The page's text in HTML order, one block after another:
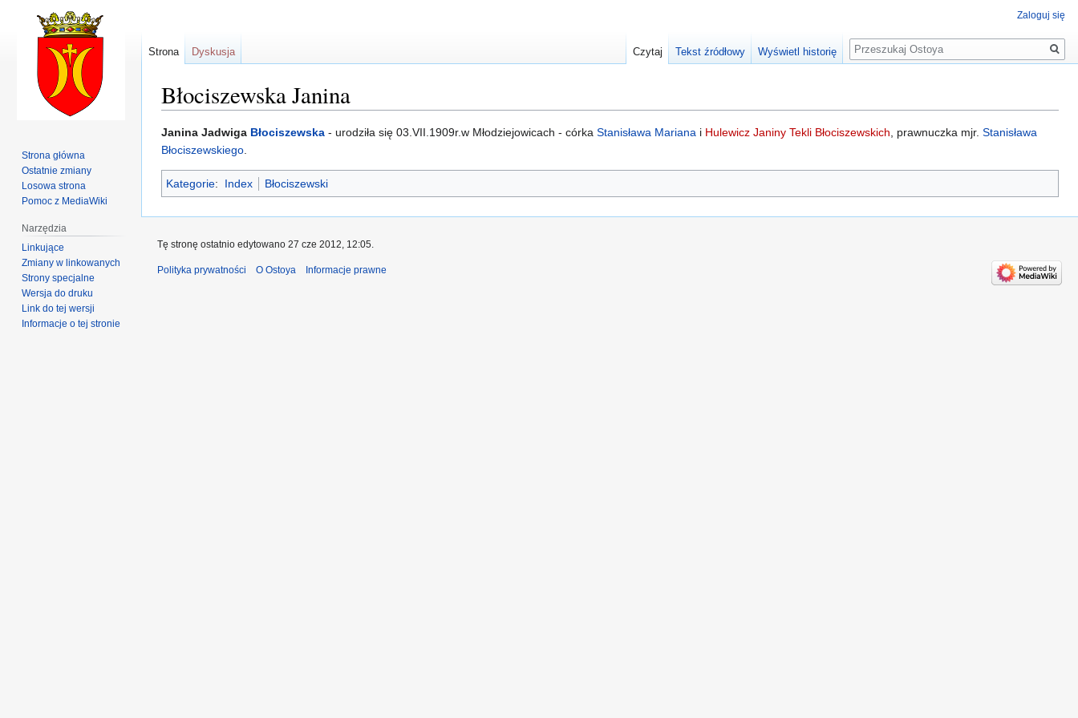
Błociszewska Janina
Przejdź
do
nawigacji
Przejdź
do
wyszukiwania
Janina Jadwiga Błociszewska - urodziła się 03.VII.1909r.w Młodziejowicach - córka Stanisława Mariana i Hulewicz Janiny Tekli Błociszewskich, prawnuczka mjr. Stanisława
Błociszewskiego.
Kategorie: Index Błociszewski
Zaloguj się
Strona Dyskusja Czytaj Tekst źródłowy Wyświetl historię
Szukaj
Strona główna
Ostatnie zmiany
Losowa strona
Pomoc z MediaWiki
Narzędzia
Linkujące
Zmiany w linkowanych
Strony specjalne
Wersja do druku
Link do tej wersji
Informacje o tej stronie
Tę stronę ostatnio edytowano 27 cze 2012, 12:05.
Polityka prywatności O Ostoya Informacje prawne